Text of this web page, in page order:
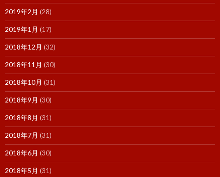
2019年2月 (28)
2019年1月 (17)
2018年12月 (32)
2018年11月 (30)
2018年10月 (31)
2018年9月 (30)
2018年8月 (31)
2018年7月 (31)
2018年6月 (30)
2018年5月 (31)